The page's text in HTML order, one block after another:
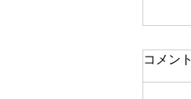
コメント